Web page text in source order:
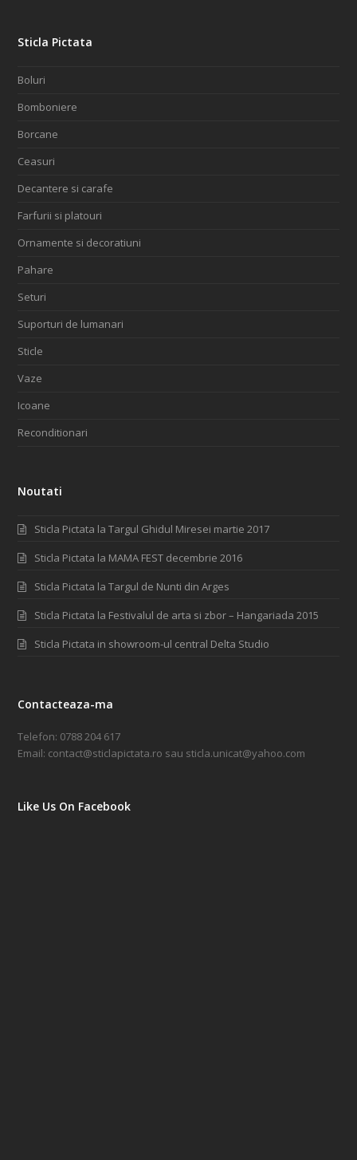
Sticla Pictata
Boluri
Bomboniere
Borcane
Ceasuri
Decantere si carafe
Farfurii si platouri
Ornamente si decoratiuni
Pahare
Seturi
Suporturi de lumanari
Sticle
Vaze
Icoane
Reconditionari
Noutati
Sticla Pictata la Targul Ghidul Miresei martie 2017
Sticla Pictata la MAMA FEST decembrie 2016
Sticla Pictata la Targul de Nunti din Arges
Sticla Pictata la Festivalul de arta si zbor – Hangariada 2015
Sticla Pictata in showroom-ul central Delta Studio
Contacteaza-ma
Telefon: 0788 204 617
Email: contact@sticlapictata.ro sau sticla.unicat@yahoo.com
Like Us On Facebook